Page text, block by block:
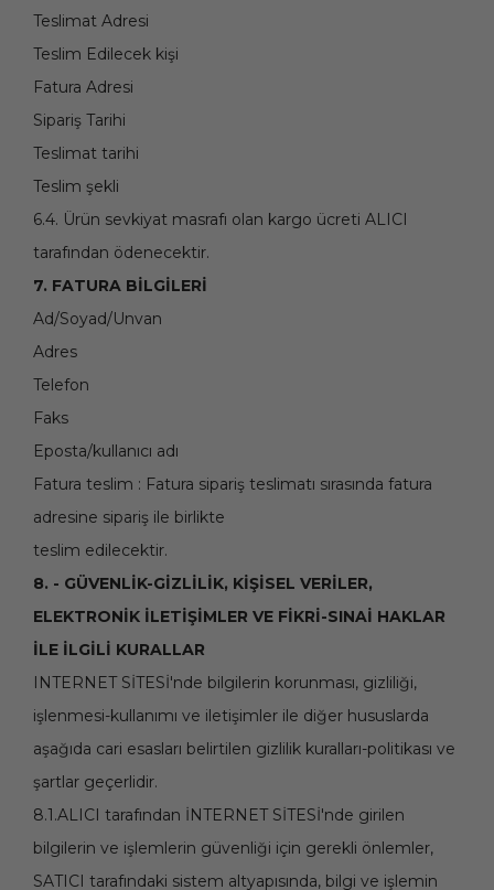
Teslimat Adresi
Teslim Edilecek kişi
Fatura Adresi
Sipariş Tarihi
Teslimat tarihi
Teslim şekli
6.4. Ürün sevkiyat masrafı olan kargo ücreti ALICI
tarafından ödenecektir.
7. FATURA BİLGİLERİ
Ad/Soyad/Unvan
Adres
Telefon
Faks
Eposta/kullanıcı adı
Fatura teslim : Fatura sipariş teslimatı sırasında fatura
adresine sipariş ile birlikte
teslim edilecektir.
8. - GÜVENLİK-GİZLİLİK, KİŞİSEL VERİLER,
ELEKTRONİK İLETİŞİMLER VE FİKRİ-SINAİ HAKLAR
İLE İLGİLİ KURALLAR
INTERNET SİTESİ'nde bilgilerin korunması, gizliliği,
işlenmesi-kullanımı ve iletişimler ile diğer hususlarda
aşağıda cari esasları belirtilen gizlilik kuralları-politikası ve
şartlar geçerlidir.
8.1.ALICI tarafından İNTERNET SİTESİ'nde girilen
bilgilerin ve işlemlerin güvenliği için gerekli önlemler,
SATICI tarafındaki sistem altyapısında, bilgi ve işlemin